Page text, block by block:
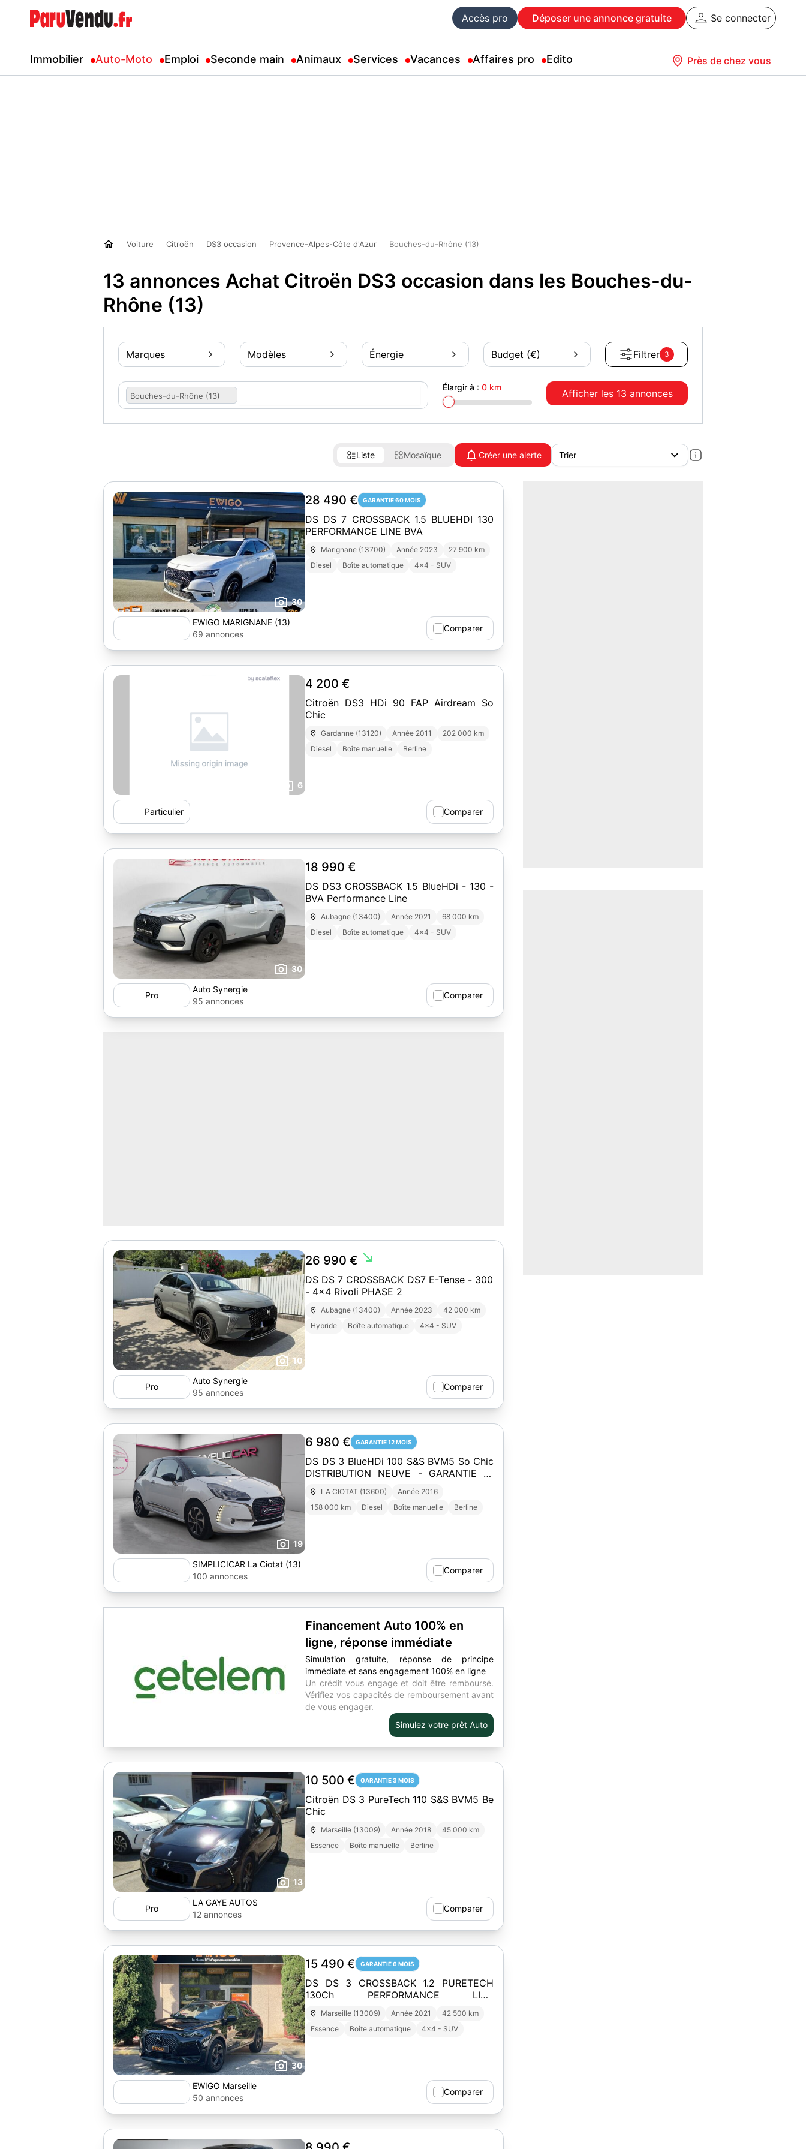
Accès pro Déposer une annonce gratuite Se connecter
Immobilier Auto-Moto Emploi Seconde main Animaux Services Vacances Affaires pro Edito Près de chez vous
Voiture Citroën DS3 occasion Provence-Alpes-Côte d'Azur Bouches-du-Rhône (13)
13 annonces Achat Citroën DS3 occasion dans les Bouches-du-
Rhône (13)
Marques Modèles Énergie Budget (€) Filtrer 3
Bouches-du-Rhône (13)
Élargir à :0 km
Afficher les 13 annonces
Liste Mosaïque Créer une alerte
30
28 490 € GARANTIE 60 MOIS
DS DS 7 CROSSBACK 1.5 BLUEHDI 130
PERFORMANCE LINE BVA
Marignane (13700) Année 2023
27 900 km
Diesel
Boîte automatique 4x4 - SUV
EWIGO MARIGNANE (13)
69 annonces
Comparer
6
4 200 €
Citroën DS3 HDi 90 FAP Airdream So
Chic
Gardanne (13120) Année 2011
202 000 km
Diesel
Boîte manuelle Berline
Particulier Comparer
30
18 990 €
DS DS3 CROSSBACK 1.5 BlueHDi - 130 -
BVA Performance Line
Aubagne (13400) Année 2021
68 000 km
Diesel
Boîte automatique 4x4 - SUV
Pro
Auto Synergie
95 annonces
Comparer
10
26 990 € south_east
DS DS 7 CROSSBACK DS7 E-Tense - 300
- 4x4 Rivoli PHASE 2
Aubagne (13400) Année 2023
42 000 km
Hybride
Boîte automatique 4x4 - SUV
Pro
Auto Synergie
95 annonces
Comparer
19
6 980 € GARANTIE 12 MOIS
DS DS 3 BlueHDi 100 S&S BVM5 So Chic
DISTRIBUTION NEUVE - GARANTIE 12
MOIS
LA CIOTAT (13600)
Année 2016
158 000 km
Diesel Boîte manuelle Berline
SIMPLICICAR La Ciotat (13)
100 annonces
Comparer
Financement Auto 100% en
ligne, réponse immédiate
Simulation gratuite, réponse de principe
immédiate et sans engagement 100% en ligne
Un crédit vous engage et doit être remboursé.
Vérifiez vos capacités de remboursement avant
de vous engager.
Simulez votre prêt Auto
13
10 500 € GARANTIE 3 MOIS
Citroën DS 3 PureTech 110 S&S BVM5 Be
Chic
Marseille (13009) Année 2018
45 000 km
Essence
Boîte manuelle Berline
Pro
LA GAYE AUTOS
12 annonces
Comparer
30
15 490 € GARANTIE 6 MOIS
DS DS 3 CROSSBACK 1.2 PURETECH
130Ch PERFORMANCE LINE
BVA*ENTRETIEN COMPLET A
JOUR*CAMERA*CARPLAY*
Marseille (13009) Année 2021
42 500 km
Essence
Boîte automatique 4x4 - SUV
EWIGO Marseille
50 annonces
Comparer